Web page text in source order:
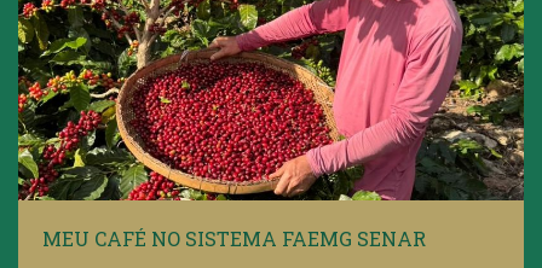
MEU CAFÉ NO SISTEMA FAEMG SENAR